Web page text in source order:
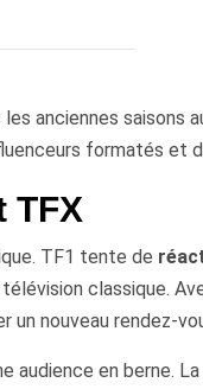
anciennes saisons
formatés et
TFX
TF1 tente de
classique.
nouveau rendez-
en berne. La